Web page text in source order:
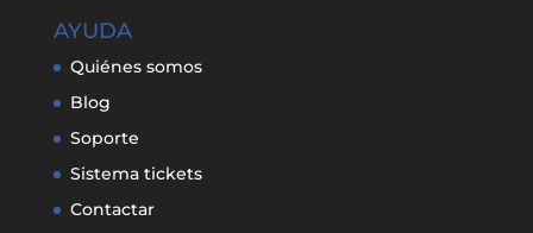
AYUDA
Quiénes somos
Blog
Soporte
Sistema tickets
Contactar